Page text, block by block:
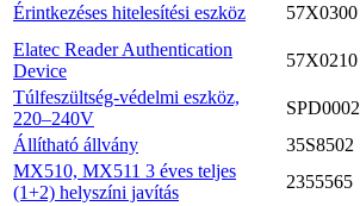
Érintkezéses hitelesítési eszköz
57X0300
Elatec Reader Authentication
Device
57X0210
Túlfeszültség-védelmi eszköz,
220–240V
SPD0002
Állítható állvány
35S8502
MX510, MX511 3 éves teljes
(1+2) helyszíni javítás
2355565